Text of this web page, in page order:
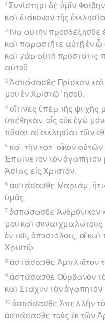
1 Συνίστημι δὲ ὑμῖν
καὶ διάκονον τῆς
2 ἵνα αὐτὴν προσδέξησθε
καὶ παραστῆτε αὐτῇ ἐν
καὶ γὰρ αὐτὴ προστάτις
αὐτοῦ.
3 Ἀσπάσασθε Πρίσκαν
μου ἐν Χριστῷ Ἰησοῦ,
4 οἵτινες ὑπὲρ τῆς ψυχῆς
ὑπέθηκαν, οἷς οὐκ ἐγὼ
πᾶσαι αἱ ἐκκλησίαι τῶν
5 καὶ τὴν κατ’ οἶκον
Ἐπαίνετον τὸν ἀγαπητόν
Ἀσίας εἰς Χριστόν.
6 ἀσπάσασθε Μαριάμ,
ὑμᾶς.
7 ἀσπάσασθε Ἀνδρόνικον
μου καὶ συναιχμαλώτους
ἐν τοῖς ἀποστόλοις, οἳ
Χριστῷ.
8 ἀσπάσασθε Ἀμπλιᾶτον
9 ἀσπάσασθε Οὐρβανὸν
καὶ Στάχυν τὸν ἀγαπητόν
10 ἀσπάσασθε Ἀπελλῆν
ἀσπάσασθε τοὺς ἐκ τῶν